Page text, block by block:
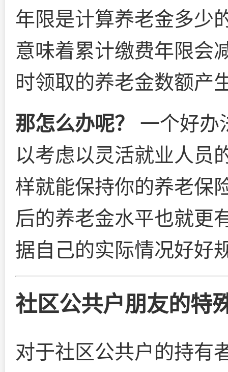
年限是计算养老金多少
意味着累计缴费年限会
时领取的养老金数额产
那怎么办呢？
一个好办
以考虑以灵活就业人员
样就能保持你的养老保
后的养老金水平也就更
据自己的实际情况好好
社区公共户朋友的特
对于社区公共户的持有